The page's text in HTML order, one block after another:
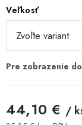
Veľkosť
44,10 € /